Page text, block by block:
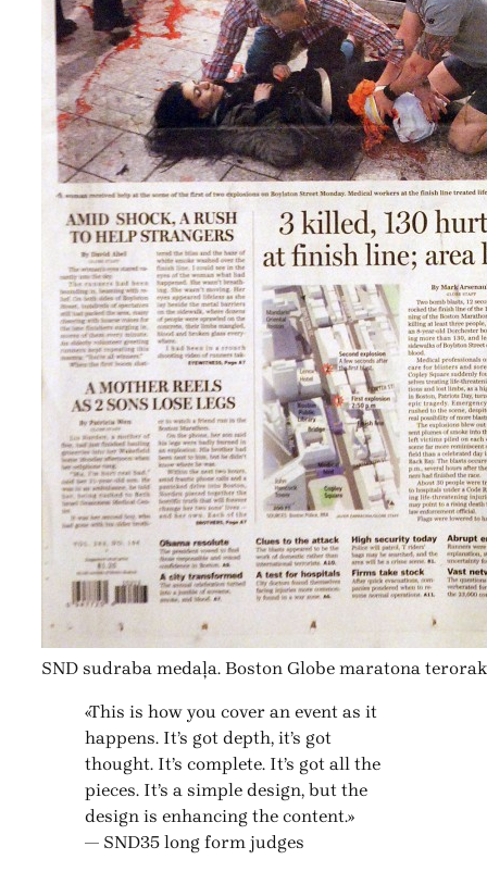
SND sudraba medaļa. Boston Globe maratona
«This is how you cover an event as it
happens. It’s got depth, it’s got
thought. It’s complete. It’s got all the
pieces. It’s a simple design, but the
design is enhancing the content.»
— SND35 long form judges